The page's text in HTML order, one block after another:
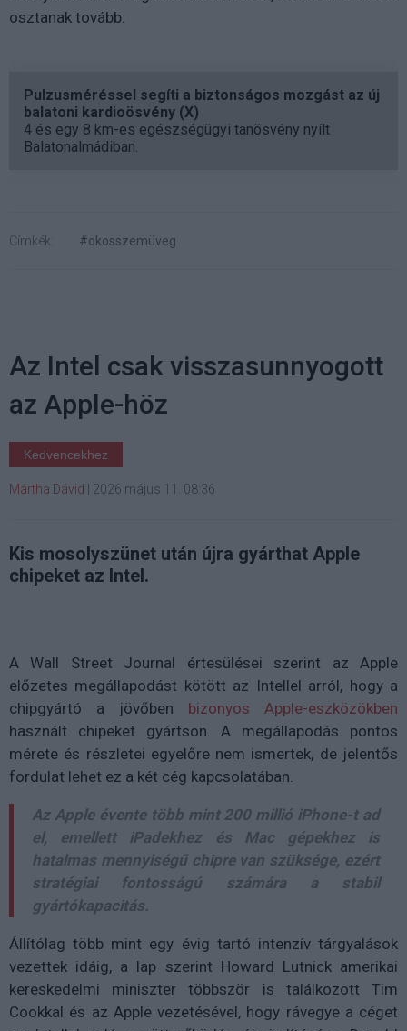
osztanak tovább.
Pulzusméréssel segíti a biztonságos mozgást az új
balatoni kardioösvény (X)
4 és egy 8 km-es egészségügyi tanösvény nyílt
Balatonalmádiban.
Címkék: #okosszemüveg
Az Intel csak visszasunnyogott
az Apple-höz
Kedvencekhez
Mártha Dávid 2026 május 11. 08:36
Kis mosolyszünet után újra gyárthat Apple
chipeket az Intel.
A Wall Street Journal értesülései szerint az Apple
előzetes megállapodást kötött az Intellel arról, hogy a
chipgyártó a jövőben bizonyos Apple-eszközökben
használt chipeket gyártson. A megállapodás pontos
mérete és részletei egyelőre nem ismertek, de jelentős
fordulat lehet ez a két cég kapcsolatában.
Az Apple évente több mint 200 millió iPhone-t ad
el, emellett iPadekhez és Mac gépekhez is
hatalmas mennyiségű chipre van szüksége, ezért
stratégiai fontosságú számára a stabil
gyártókapacitás.
Állítólag több mint egy évig tartó intenzív tárgyalások
vezettek idáig, a lap szerint Howard Lutnick amerikai
kereskedelmi miniszter többször is találkozott Tim
Cookkal és az Apple vezetésével, hogy rávegye a céget